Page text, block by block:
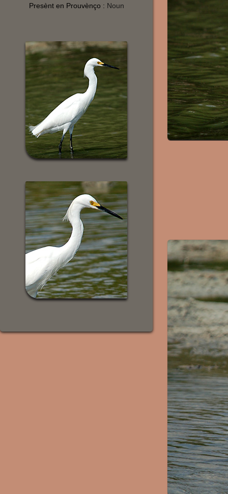
Presènt en Prouvènço : Noun